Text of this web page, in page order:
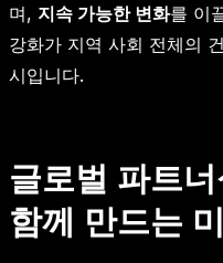
며, 지속 가능한 변화를 이
강화가 지역 사회 전체의
시입니다.
글로벌 파트
함께 만드는